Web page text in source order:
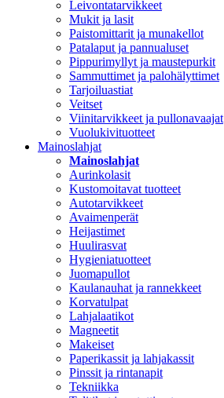
Leivontatarvikkeet
Mukit ja lasit
Paistomittarit ja munakellot
Patalaput ja pannualuset
Pippurimyllyt ja maustepurkit
Sammuttimet ja palohälyttimet
Tarjoiluastiat
Veitset
Viinitarvikkeet ja pullonavaajat
Vuolukivituotteet
Mainoslahjat
Mainoslahjat
Aurinkolasit
Kustomoitavat tuotteet
Autotarvikkeet
Avaimenperät
Heijastimet
Huulirasvat
Hygieniatuotteet
Juomapullot
Kaulanauhat ja rannekkeet
Korvatulpat
Lahjalaatikot
Magneetit
Makeiset
Paperikassit ja lahjakassit
Pinssit ja rintanapit
Tekniikka